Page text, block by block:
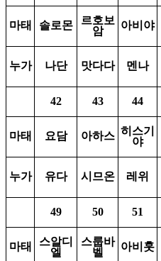
마태 솔로몬
르호보
암
아비야
누가 나단 맛다다 멘나
42 43 44
마태 요담 아하스 히스기
야
누가 유다 시므온 레위
49 50 51
마태
스알디
엘
스룹바
벨
아비훗